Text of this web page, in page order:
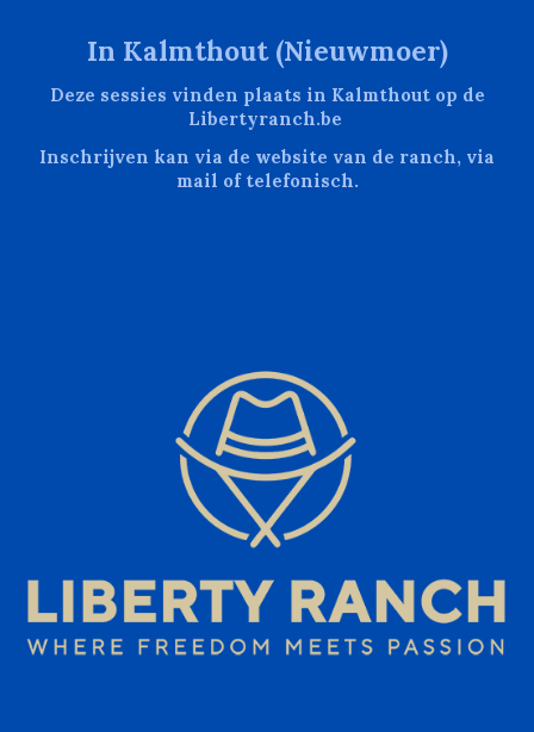
In Kalmthout (Nieuwmoer)
Deze sessies vinden plaats in Kalmthout op de
Libertyranch.be
Inschrijven kan via de website van de ranch, via
mail of telefonisch.